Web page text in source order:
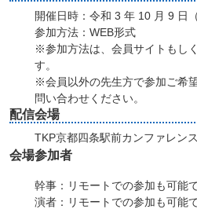
開催日時：令和 3 年 10 月 9
参加方法：WEB形式
※参加方法は、会員サイトもし
す。
※会員以外の先生方で参加ご希
問い合わせください。
配信会場
TKP京都四条駅前カンファレン
会場参加者
幹事：リモートでの参加も可能
演者：リモートでの参加も可能